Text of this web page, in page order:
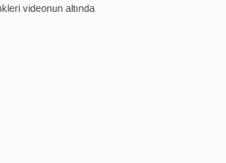
videonun altında